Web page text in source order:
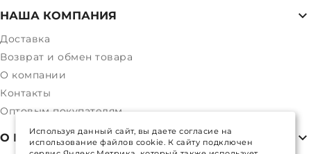
НАША КОМПАНИЯ
Доставка
Возврат и обмен товара
О компании
Контакты
Оптовым покупателям
О МАГАЗИНЕ
Используя данный сайт, вы даете согласие на
использование файлов cookie. К сайту подключен